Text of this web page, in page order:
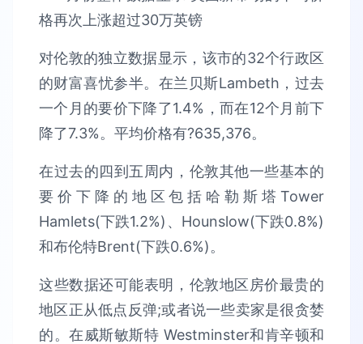
对伦敦的独立数据显示，该市的32个行政区
的财富喜忧参半。在兰贝斯Lambeth，过去
一个月的要价下降了1.4%，而在12个月前下
降了7.3%。平均价格有?635,376。
在过去的四到五周内，伦敦其他一些基本的
要价下降的地区包括哈勒斯塔Tower
Hamlets(下跌1.2%)、Hounslow(下跌0.8%)
和布伦特Brent(下跌0.6%)。
这些数据还可能表明，伦敦地区房价最贵的
地区正从低点反弹;或者说一些卖家是很贪婪
的。在威斯敏斯特 Westminster和肯辛顿和